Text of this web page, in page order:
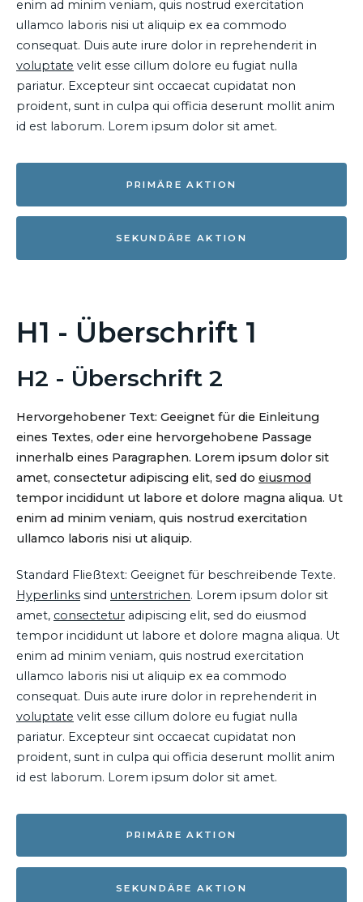
enim ad minim veniam, quis nostrud exercitation
ullamco laboris nisi ut aliquip ex ea commodo
consequat. Duis aute irure dolor in reprehenderit in
voluptate velit esse cillum dolore eu fugiat nulla
pariatur. Excepteur sint occaecat cupidatat non
proident, sunt in culpa qui officia deserunt mollit anim
id est laborum. Lorem ipsum dolor sit amet.
PRIMÄRE AKTION
SEKUNDÄRE AKTION
H1 - Überschrift 1
H2 - Überschrift 2
Hervorgehobener Text: Geeignet für die Einleitung
eines Textes, oder eine hervorgehobene Passage
innerhalb eines Paragraphen. Lorem ipsum dolor sit
amet, consectetur adipiscing elit, sed do eiusmod
tempor incididunt ut labore et dolore magna aliqua. Ut
enim ad minim veniam, quis nostrud exercitation
ullamco laboris nisi ut aliquip.
Standard Fließtext: Geeignet für beschreibende Texte.
Hyperlinks sind unterstrichen. Lorem ipsum dolor sit
amet, consectetur adipiscing elit, sed do eiusmod
tempor incididunt ut labore et dolore magna aliqua. Ut
enim ad minim veniam, quis nostrud exercitation
ullamco laboris nisi ut aliquip ex ea commodo
consequat. Duis aute irure dolor in reprehenderit in
voluptate velit esse cillum dolore eu fugiat nulla
pariatur. Excepteur sint occaecat cupidatat non
proident, sunt in culpa qui officia deserunt mollit anim
id est laborum. Lorem ipsum dolor sit amet.
PRIMÄRE AKTION
SEKUNDÄRE AKTION